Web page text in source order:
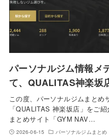
パーソナルジム情報メ
て、QUALITAS神楽坂
この度、パーソナルジムまとめ
「QUALITAS 神楽坂店」をご
まとめサイト「GYM NAV…
2026-06-15 パーソナルジムまとめ